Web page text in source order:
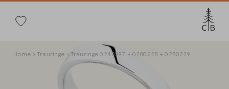
zumPfadnavigation
Home Trauringe Trauringe 0247097 + 0280228 + 0280229